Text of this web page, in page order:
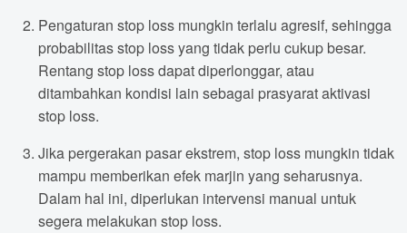
Pengaturan stop loss mungkin terlalu agresif, sehingga
probabilitas stop loss yang tidak perlu cukup besar.
Rentang stop loss dapat diperlonggar, atau
ditambahkan kondisi lain sebagai prasyarat aktivasi
stop loss.
Jika pergerakan pasar ekstrem, stop loss mungkin tidak
mampu memberikan efek marjin yang seharusnya.
Dalam hal ini, diperlukan intervensi manual untuk
segera melakukan stop loss.